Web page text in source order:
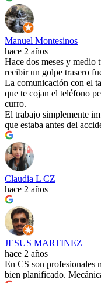
Manuel Montesinos
hace 2 años
Hace dos meses y medio
recibir un golpe trasero
La comunicación con el
que te cojan el teléfono
curro.
El trabajo simplemente
que estaba antes del
Claudia L CZ
hace 2 años
JESUS MARTINEZ
hace 2 años
En CS son profesionales
bien planificado.